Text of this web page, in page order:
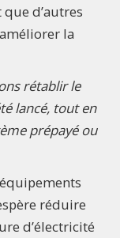
d’autres
la
rétablir le
lancé, tout en
prépayé ou
réduire
d’électricité